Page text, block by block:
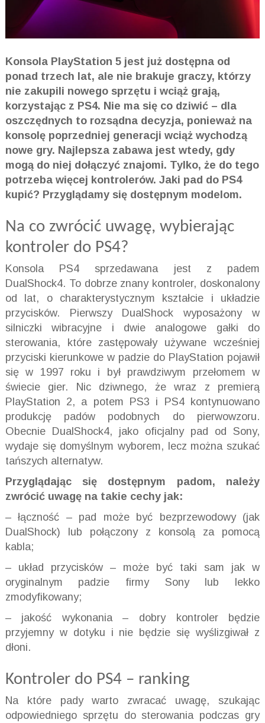
Konsola PlayStation 5 jest już dostępna od
ponad trzech lat, ale nie brakuje graczy, którzy
nie zakupili nowego sprzętu i wciąż grają,
korzystając z PS4. Nie ma się co dziwić – dla
oszczędnych to rozsądna decyzja, ponieważ na
konsolę poprzedniej generacji wciąż wychodzą
nowe gry. Najlepsza zabawa jest wtedy, gdy
mogą do niej dołączyć znajomi. Tylko, że do tego
potrzeba więcej kontrolerów. Jaki pad do PS4
kupić? Przyglądamy się dostępnym modelom.
Na co zwrócić uwagę, wybierając
kontroler do PS4?
Konsola PS4 sprzedawana jest z padem
DualShock4. To dobrze znany kontroler, doskonalony
od lat, o charakterystycznym kształcie i układzie
przycisków. Pierwszy DualShock wyposażony w
silniczki wibracyjne i dwie analogowe gałki do
sterowania, które zastępowały używane wcześniej
przyciski kierunkowe w padzie do PlayStation pojawił
się w 1997 roku i był prawdziwym przełomem w
świecie gier. Nic dziwnego, że wraz z premierą
PlayStation 2, a potem PS3 i PS4 kontynuowano
produkcję padów podobnych do pierwowzoru.
Obecnie DualShock4, jako oficjalny pad od Sony,
wydaje się domyślnym wyborem, lecz można szukać
tańszych alternatyw.
Przyglądając się dostępnym padom, należy
zwrócić uwagę na takie cechy jak:
– łączność – pad może być bezprzewodowy (jak
DualShock) lub połączony z konsolą za pomocą
kabla;
– układ przycisków – może być taki sam jak w
oryginalnym padzie firmy Sony lub lekko
zmodyfikowany;
– jakość wykonania – dobry kontroler będzie
przyjemny w dotyku i nie będzie się wyślizgiwał z
dłoni.
Kontroler do PS4 – ranking
Na które pady warto zwracać uwagę, szukając
odpowiedniego sprzętu do sterowania podczas gry